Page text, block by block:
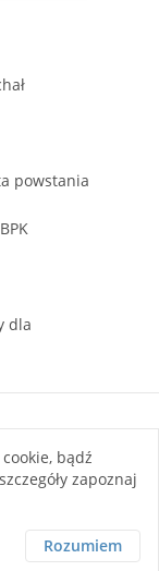
powstania
dla
Commons
bądź
zapoznaj
Rozumiem